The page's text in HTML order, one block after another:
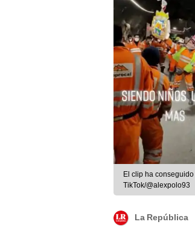
El clip ha
TikTok/@alexpolo93
La República